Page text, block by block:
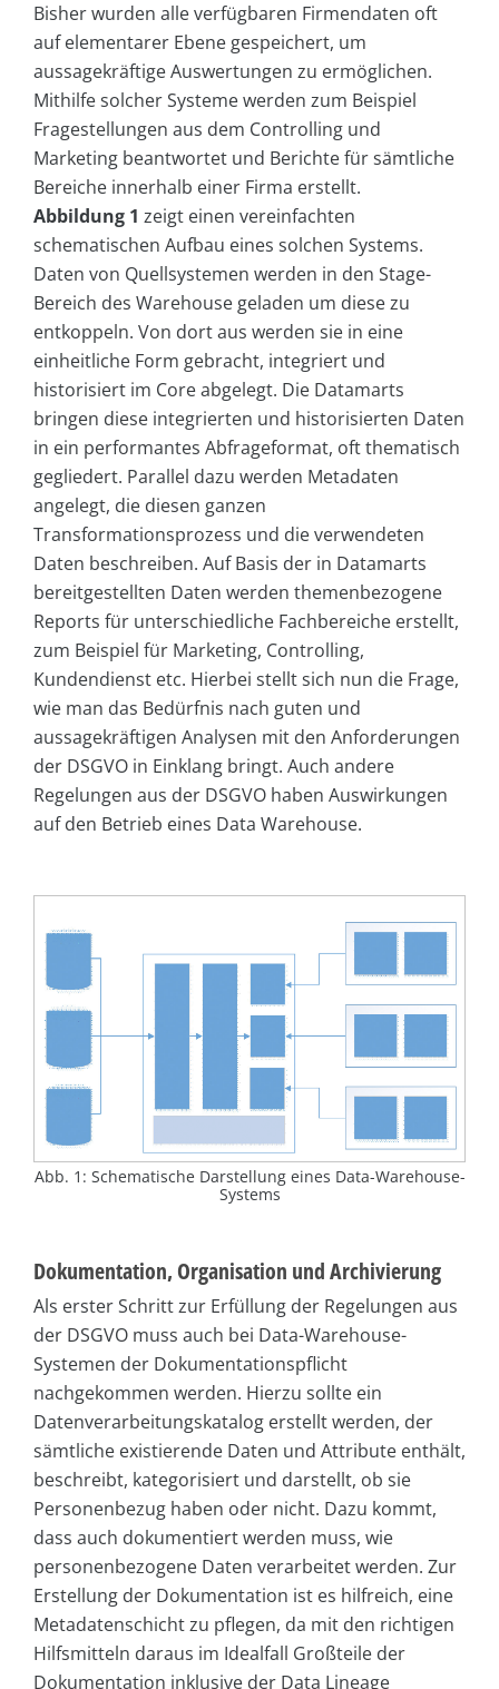
Bisher wurden alle verfügbaren Firmendaten oft
auf elementarer Ebene gespeichert, um
aussagekräftige Auswertungen zu ermöglichen.
Mithilfe solcher Systeme werden zum Beispiel
Fragestellungen aus dem Controlling und
Marketing beantwortet und Berichte für sämtliche
Bereiche innerhalb einer Firma erstellt.
Abbildung 1 zeigt einen vereinfachten
schematischen Aufbau eines solchen Systems.
Daten von Quellsystemen werden in den Stage-
Bereich des Warehouse geladen um diese zu
entkoppeln. Von dort aus werden sie in eine
einheitliche Form gebracht, integriert und
historisiert im Core abgelegt. Die Datamarts
bringen diese integrierten und historisierten Daten
in ein performantes Abfrageformat, oft thematisch
gegliedert. Parallel dazu werden Metadaten
angelegt, die diesen ganzen
Transformationsprozess und die verwendeten
Daten beschreiben. Auf Basis der in Datamarts
bereitgestellten Daten werden themenbezogene
Reports für unterschiedliche Fachbereiche erstellt,
zum Beispiel für Marketing, Controlling,
Kundendienst etc. Hierbei stellt sich nun die Frage,
wie man das Bedürfnis nach guten und
aussagekräftigen Analysen mit den Anforderungen
der DSGVO in Einklang bringt. Auch andere
Regelungen aus der DSGVO haben Auswirkungen
auf den Betrieb eines Data Warehouse.
Abb. 1: Schematische Darstellung eines Data-Warehouse-
Systems
Dokumentation, Organisation und Archivierung
Als erster Schritt zur Erfüllung der Regelungen aus
der DSGVO muss auch bei Data-Warehouse-
Systemen der Dokumentationspflicht
nachgekommen werden. Hierzu sollte ein
Datenverarbeitungskatalog erstellt werden, der
sämtliche existierende Daten und Attribute enthält,
beschreibt, kategorisiert und darstellt, ob sie
Personenbezug haben oder nicht. Dazu kommt,
dass auch dokumentiert werden muss, wie
personenbezogene Daten verarbeitet werden. Zur
Erstellung der Dokumentation ist es hilfreich, eine
Metadatenschicht zu pflegen, da mit den richtigen
Hilfsmitteln daraus im Idealfall Großteile der
Dokumentation inklusive der Data Lineage